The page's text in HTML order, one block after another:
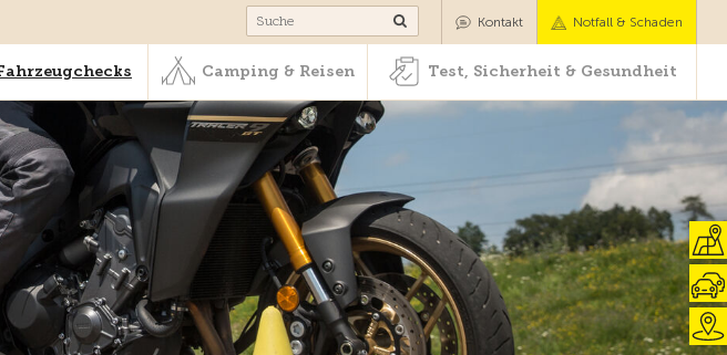
Camping & Reisen Test, Sicherheit & Gesundheit
Kontakt Notfall & Schaden
Camping & Reisen Test, Sicherheit & Gesundheit